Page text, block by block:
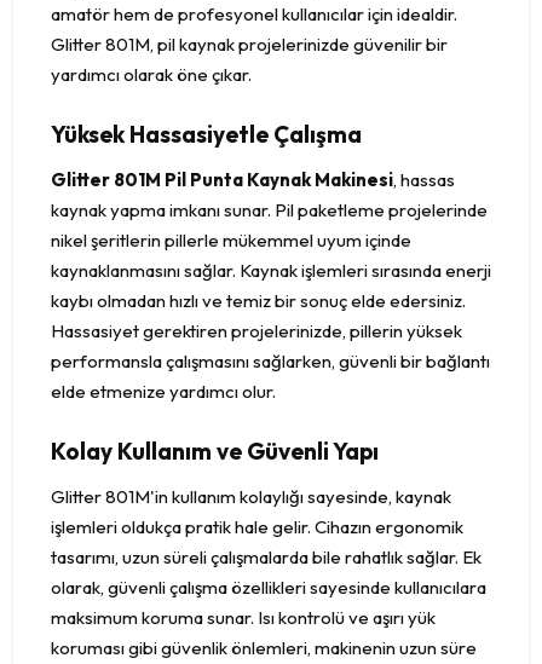
amatör hem de profesyonel kullanıcılar için idealdir.
Glitter 801M, pil kaynak projelerinizde güvenilir bir
yardımcı olarak öne çıkar.
Yüksek Hassasiyetle Çalışma
Glitter 801M Pil Punta Kaynak Makinesi, hassas
kaynak yapma imkanı sunar. Pil paketleme projelerinde
nikel şeritlerin pillerle mükemmel uyum içinde
kaynaklanmasını sağlar. Kaynak işlemleri sırasında enerji
kaybı olmadan hızlı ve temiz bir sonuç elde edersiniz.
Hassasiyet gerektiren projelerinizde, pillerin yüksek
performansla çalışmasını sağlarken, güvenli bir bağlantı
elde etmenize yardımcı olur.
Kolay Kullanım ve Güvenli Yapı
Glitter 801M'in kullanım kolaylığı sayesinde, kaynak
işlemleri oldukça pratik hale gelir. Cihazın ergonomik
tasarımı, uzun süreli çalışmalarda bile rahatlık sağlar. Ek
olarak, güvenli çalışma özellikleri sayesinde kullanıcılara
maksimum koruma sunar. Isı kontrolü ve aşırı yük
koruması gibi güvenlik önlemleri, makinenin uzun süre